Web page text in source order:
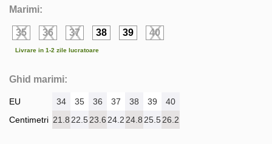
Marimi:
35 36 37 38 39 40
Livrare in 1-2 zile lucratoare
Ghid marimi:
EU
Centimetri
34 35 36 37 38 39
40
21.8 22.523.6 24.2 24.8 25.526.2